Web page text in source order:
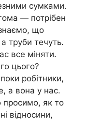
сумками.
— потрібен
що
труби течуть.
все міняти.
цього?
робітники,
а вона у нас.
просимо, як то
відносини,